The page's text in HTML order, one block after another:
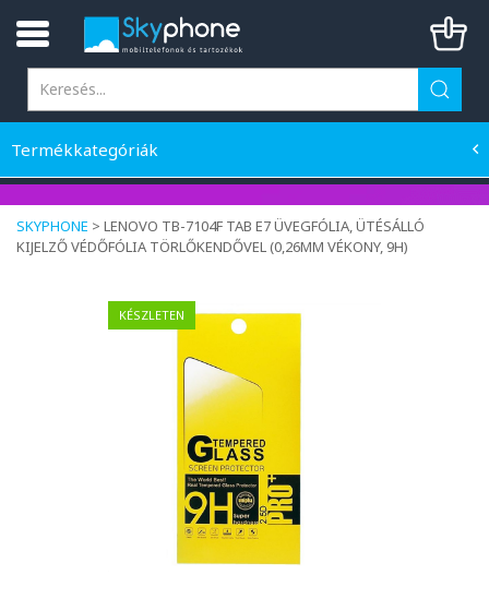
Termékkategóriák
SKYPHONE > LENOVO TB-7104F TAB E7 ÜVEGFÓLIA, ÜTÉSÁLLÓ
KIJELZŐ VÉDŐFÓLIA TÖRLŐKENDŐVEL (0,26MM VÉKONY, 9H)
KÉSZLETEN